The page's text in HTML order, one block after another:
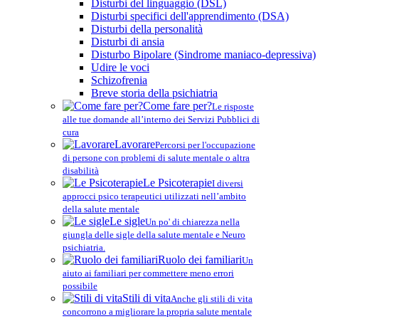
Disturbi del linguaggio (DSL)
Disturbi specifici dell'apprendimento (DSA)
Disturbi della personalità
Disturbi di ansia
Disturbo Bipolare (Sindrome maniaco-depressiva)
Udire le voci
Schizofrenia
Breve storia della psichiatria
Come fare per?Le risposte
alle tue domande all’interno dei Servizi Pubblici di
cura
LavorarePercorsi per l'occupazione
di persone con problemi di salute mentale o altra
disabilità
Le PsicoterapieI diversi
approcci psico terapeutici utilizzati nell’ambito
della salute mentale
Le sigleUn po' di chiarezza nella
giungla delle sigle della salute mentale e Neuro
psichiatria.
Ruolo dei familiariUn
aiuto ai familiari per commettere meno errori
possibile
Stili di vitaAnche gli stili di vita
concorrono a migliorare la propria salute mentale